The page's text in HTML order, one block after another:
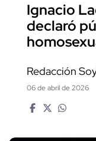
Ignacio
declaró
Redacción
06 de abril de 2026